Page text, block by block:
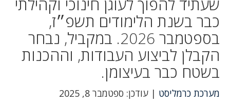
שעתיד להפוך לעוגן חינוכי וקהילתי
כבר בשנת הלימודים תשפ״ז,
בספטמבר 2026. במקביל, נבחר
הקבלן לביצוע העבודות, וההכנות
בשטח כבר בעיצומן.
מערכת כרמליסט | עודכן: ספטמבר 8, 2025